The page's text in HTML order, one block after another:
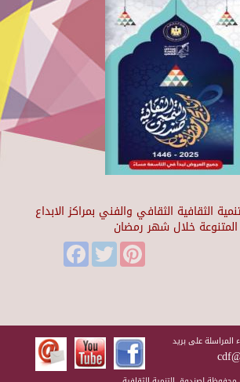
الثقافية الثقافي والفني بمراكز الابداع
المتنوعة خلال شهر رمضان
FacebookTwitter
المراسلة على بريد